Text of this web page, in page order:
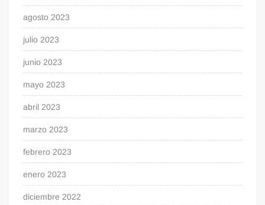
agosto 2023
julio 2023
junio 2023
mayo 2023
abril 2023
marzo 2023
febrero 2023
enero 2023
diciembre 2022